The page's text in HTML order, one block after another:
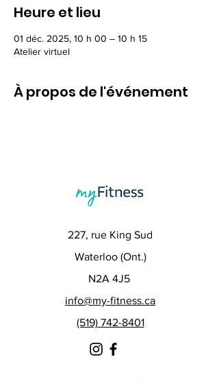
Heure et lieu
01 déc. 2025, 10 h 00 – 10 h 15
Atelier virtuel
À propos de l'événement
227, rue King Sud
Waterloo (Ont.)
N2A 4J5
info@my-fitness.ca
(519) 742-8401